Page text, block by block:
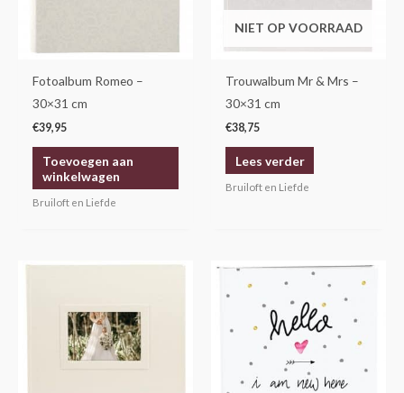
Fotoalbum Romeo –
30×31 cm
€39,95
Toevoegen aan
winkelwagen
Bruiloft en Liefde
NIET OP VOORRAAD
Trouwalbum Mr & Mrs –
30×31 cm
€38,75
Lees verder
Bruiloft en Liefde